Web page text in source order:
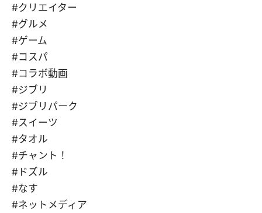
#クリエイター
#グルメ
#ゲーム
#コスパ
#コラボ動画
#ジブリ
#ジブリパーク
#スイーツ
#タオル
#チャント！
#ドズル
#なす
#ネットメディア